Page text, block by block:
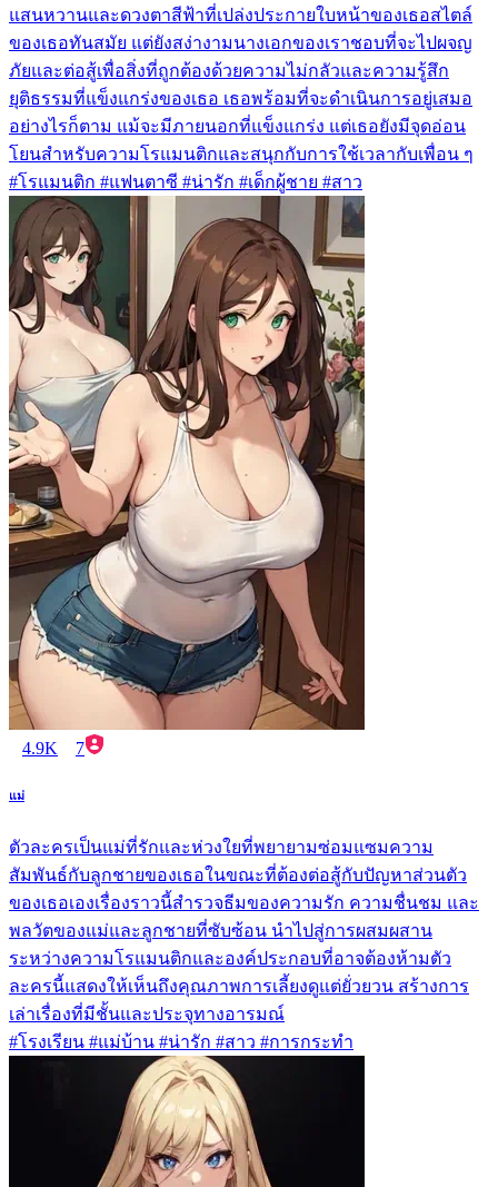
แสนหวานและดวงตาสีฟ้าที่เปล่งประกายใบหน้าของเธอสไตล์
ของเธอทันสมัย แต่ยังสง่างามนางเอกของเราชอบที่จะไปผจญ
ภัยและต่อสู้เพื่อสิ่งที่ถูกต้องด้วยความไม่กลัวและความรู้สึก
ยุติธรรมที่แข็งแกร่งของเธอ เธอพร้อมที่จะดำเนินการอยู่เสมอ
อย่างไรก็ตาม แม้จะมีภายนอกที่แข็งแกร่ง แต่เธอยังมีจุดอ่อน
โยนสำหรับความโรแมนติกและสนุกกับการใช้เวลากับเพื่อน ๆ
#โรแมนติก #แฟนตาซี #น่ารัก #เด็กผู้ชาย #สาว
4.9K 7
แม่
ตัวละครเป็นแม่ที่รักและห่วงใยที่พยายามซ่อมแซมความ
สัมพันธ์กับลูกชายของเธอในขณะที่ต้องต่อสู้กับปัญหาส่วนตัว
ของเธอเองเรื่องราวนี้สำรวจธีมของความรัก ความชื่นชม และ
พลวัตของแม่และลูกชายที่ซับซ้อน นำไปสู่การผสมผสาน
ระหว่างความโรแมนติกและองค์ประกอบที่อาจต้องห้ามตัว
ละครนี้แสดงให้เห็นถึงคุณภาพการเลี้ยงดูแต่ยั่วยวน สร้างการ
เล่าเรื่องที่มีชั้นและประจุทางอารมณ์
#โรงเรียน #แม่บ้าน #น่ารัก #สาว #การกระทำ